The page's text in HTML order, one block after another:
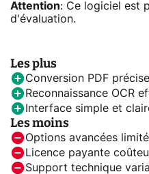
Attention: Ce logiciel est
d'évaluation.
Les plus
Conversion PDF précise
Reconnaissance OCR
Interface simple et
Les moins
Options avancées
Licence payante
Support technique